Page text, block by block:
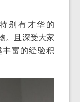
别有才华的
。且深受大家
富的经验积